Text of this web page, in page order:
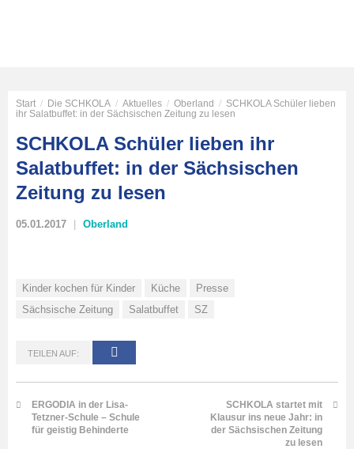
Start / Die SCHKOLA / Aktuelles / Oberland / SCHKOLA Schüler lieben
ihr Salatbuffet: in der Sächsischen Zeitung zu lesen
SCHKOLA Schüler lieben ihr
Salatbuffet: in der Sächsischen
Zeitung zu lesen
05.01.2017 Oberland
Kinder kochen für Kinder Küche
Presse
Sächsische Zeitung
Salatbuffet SZ
TEILEN AUF:
ERGODIA in der Lisa-
Tetzner-Schule – Schule
für geistig Behinderte
SCHKOLA startet mit
Klausur ins neue Jahr: in
der Sächsischen Zeitung
zu lesen